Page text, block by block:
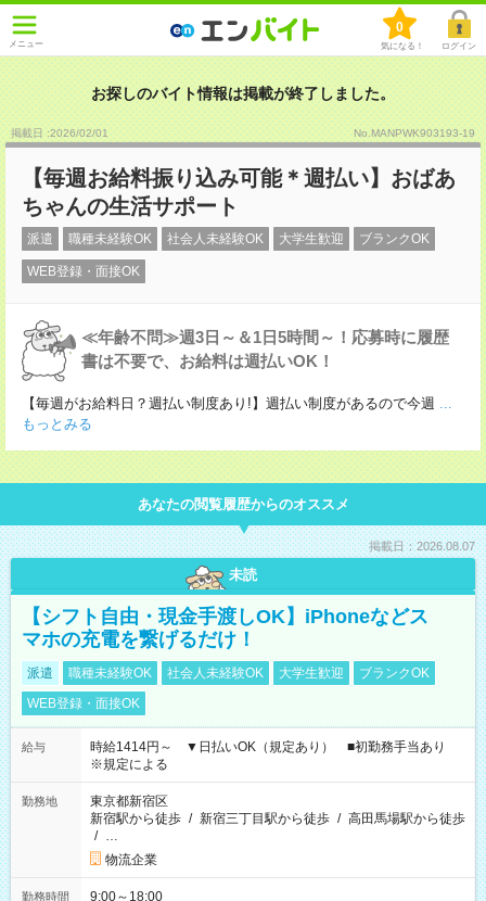
メニュー
0
気になる！ ログイン
お探しのバイト情報は掲載が終了しました。
掲載日 :2026/02/01 No.MANPWK903193-19
【毎週お給料振り込み可能＊週払い】おばあ
ちゃんの生活サポート
派遣 職種未経験OK 社会人未経験OK 大学生歓迎 ブランクOK
WEB登録・面接OK
≪年齢不問≫週3日～＆1日5時間～！応募時に履歴
書は不要で、お給料は週払いOK！
【毎週がお給料日？週払い制度あり!】週払い制度があるので今週 ...
もっとみる
あなたの閲覧履歴からのオススメ
掲載日：2026.08.07
未読
【シフト自由・現金手渡しOK】iPhoneなどス
マホの充電を繋げるだけ！
派遣 職種未経験OK 社会人未経験OK 大学生歓迎
ブランクOK
WEB登録・面接OK
給与
時給1414円～ ▼日払いOK（規定あり） ■初勤務手当あり
※規定による
勤務地
東京都新宿区
新宿駅から徒歩 / 新宿三丁目駅から徒歩 / 高田馬場駅から徒歩
/ …
物流企業
勤務時間 9:00～18:00